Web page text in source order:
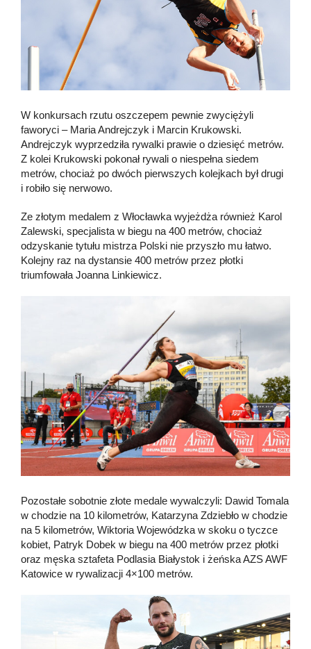
W konkursach rzutu oszczepem pewnie zwyciężyli
faworyci – Maria Andrejczyk i Marcin Krukowski.
Andrejczyk wyprzedziła rywalki prawie o dziesięć metrów.
Z kolei Krukowski pokonał rywali o niespełna siedem
metrów, chociaż po dwóch pierwszych kolejkach był drugi
i robiło się nerwowo.
Ze złotym medalem z Włocławka wyjeżdża również Karol
Zalewski, specjalista w biegu na 400 metrów, chociaż
odzyskanie tytułu mistrza Polski nie przyszło mu łatwo.
Kolejny raz na dystansie 400 metrów przez płotki
triumfowała Joanna Linkiewicz.
Pozostałe sobotnie złote medale wywalczyli: Dawid Tomala
w chodzie na 10 kilometrów, Katarzyna Zdziebło w chodzie
na 5 kilometrów, Wiktoria Wojewódzka w skoku o tyczce
kobiet, Patryk Dobek w biegu na 400 metrów przez płotki
oraz męska sztafeta Podlasia Białystok i żeńska AZS AWF
Katowice w rywalizacji 4×100 metrów.